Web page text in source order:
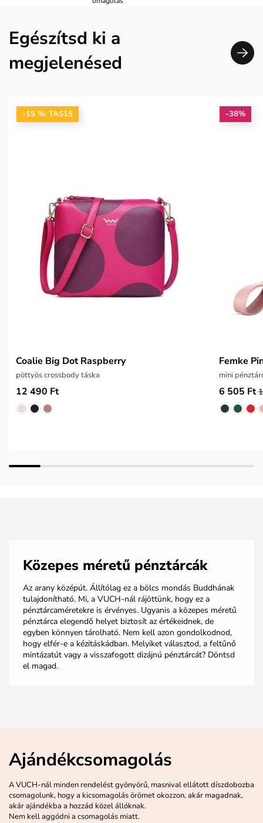
Egészítsd ki a
megjelenésed
-15 %: TAS15
Coalie Big Dot Raspberry
pöttyös crossbody táska
12 490 Ft
-38%
Femke
mini
6 505 Ft
Közepes méretű pénztárcák
Az arany középút. Állítólag ez a bölcs mondás Buddhának
tulajdonítható. Mi, a VUCH-nál rájöttünk, hogy ez a
pénztárcaméretekre is érvényes. Ugyanis a közepes méretű
pénztárca elegendő helyet biztosít az értékeidnek, de
egyben könnyen tárolható. Nem kell azon gondolkodnod,
hogy elfér-e a kézitáskádban. Melyiket választod, a feltűnő
mintázatút vagy a visszafogott dizájnú pénztárcát? Döntsd
el magad.
Ajándékcsomagolás
A VUCH-nál minden rendelést gyönyörű, masnival ellátott díszdobozba
csomagolunk, hogy a kicsomagolás örömet okozzon, akár magadnak,
akár ajándékba a hozzád közel állóknak.
Nem kell aggódni a csomagolás miatt.